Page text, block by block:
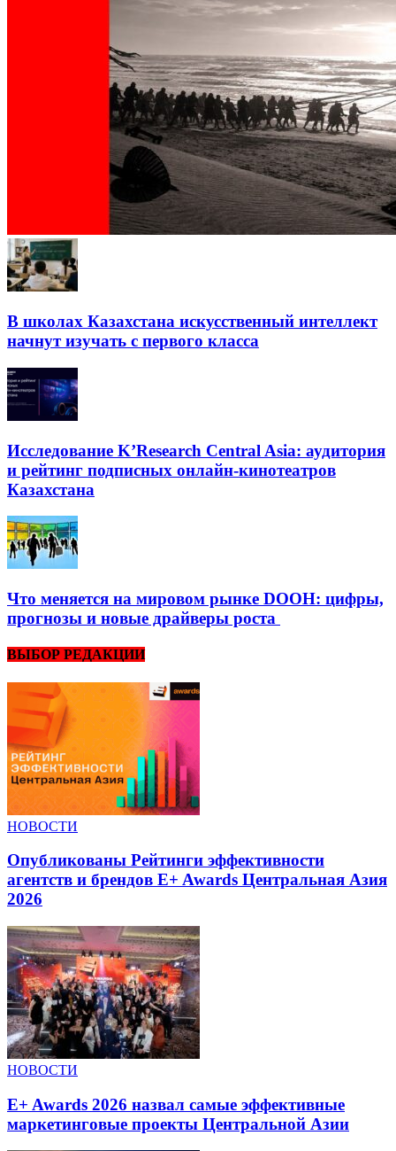
В школах Казахстана искусственный интеллект
начнут изучать с первого класса
Исследование K’Research Central Asia: аудитория
и рейтинг подписных онлайн-кинотеатров
Казахстана
Что меняется на мировом рынке DOOH: цифры,
прогнозы и новые драйверы роста
ВЫБОР РЕДАКЦИИ
НОВОСТИ
Опубликованы Рейтинги эффективности
агентств и брендов E+ Awards Центральная Азия
2026
НОВОСТИ
E+ Awards 2026 назвал самые эффективные
маркетинговые проекты Центральной Азии